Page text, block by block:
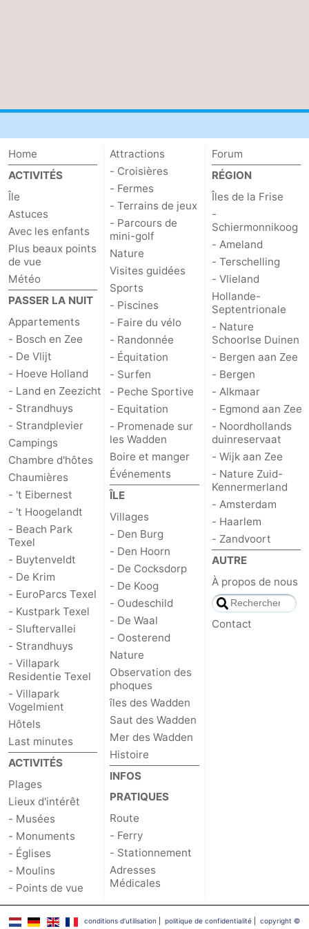
sur
les
Wadden
des
phoques
Boire
et
manger
Événements
Pratiques
Forum
Route
-
Ferry
-
Stationnement
Saut
Wadden
Adresses
Médicales
Région
Îles
de
la
-
Schiermonnikoog
Ameland
Terschelling
Vlieland
Hollande-
Septentrionale
-
Nature
Schoorlse
Duinen
-
Bergen
aan
Zee
-
Bergen
-
Alkmaar
-
Egmond
aan
Zee
-
Noordhollands
duinreservaat
-
Wijk
aan
Zee
-
Nature
Zuid-
Kennermerland
Amsterdam
Haarlem
-
Home
ACTIVITÉS
Île
Astuces
Avec les enfants
Plus beaux points
de vue
Météo
PASSER LA NUIT
Appartements
- Bosch en Zee
- De Vlijt
- Hoeve Holland
- Land en Zeezicht
- Strandhuys
- Strandplevier
Campings
Chambre d'hôtes
Chaumières
- 't Eibernest
- 't Hoogelandt
- Beach Park
Texel
- Buytenveldt
- De Krim
- EuroParcs Texel
- Kustpark Texel
- Sluftervallei
- Strandhuys
- Villapark
Residentie Texel
- Villapark
Vogelmient
Hôtels
Last minutes
ACTIVITÉS
Plages
Lieux d'intérêt
- Musées
- Monuments
- Églises
- Moulins
- Points de vue
Attractions
- Croisières
- Fermes
- Terrains de jeux
- Parcours de
mini-golf
Nature
Visites guidées
Sports
- Piscines
- Faire du vélo
- Randonnée
- Équitation
- Surfen
- Peche Sportive
- Equitation
- Promenade sur
les Wadden
Boire et manger
Événements
ÎLE
Villages
- Den Burg
- Den Hoorn
- De Cocksdorp
- De Koog
- Oudeschild
- De Waal
- Oosterend
Nature
Observation des
phoques
îles des Wadden
Saut des Wadden
Mer des Wadden
Histoire
INFOS
PRATIQUES
Route
- Ferry
- Stationnement
Adresses
Médicales
Forum
RÉGION
Îles de la Frise
-
Schiermonnikoog
- Ameland
- Terschelling
- Vlieland
Hollande-
Septentrionale
- Nature
Schoorlse Duinen
- Bergen aan Zee
- Bergen
- Alkmaar
- Egmond aan Zee
- Noordhollands
duinreservaat
- Wijk aan Zee
- Nature Zuid-
Kennermerland
- Amsterdam
- Haarlem
- Zandvoort
AUTRE
À propos de nous
Contact
conditions d‘utilisation politique de confidentialité| copyright ©